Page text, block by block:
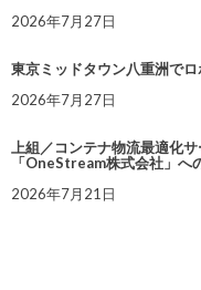
2026年7月27日
東京ミッドタウン八重洲で
2026年7月27日
上組／コンテナ物流最適化
「OneStream株式会社」へ
2026年7月21日